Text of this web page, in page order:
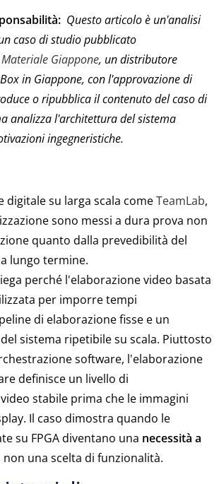
Questo articolo è un'analisi
caso di studio pubblicato
Materiale Giappone, un distributore
in Giappone, con l'approvazione di
o ripubblica il contenuto del caso di
analizza l'architettura del sistema
ingegneristiche.
digitale su larga scala comeTeamLab,
sono messi a dura prova non
quanto dalla prevedibilità del
lungo termine.
perché l'elaborazione video basata
per imporre tempi
di elaborazione fisse e un
sistema ripetibile su scala. Piuttosto
software, l'elaborazione
definisce un livello di
stabile prima che le immagini
Il caso dimostra quando le
su FPGA diventano una necessità a
non una scelta di funzionalità.